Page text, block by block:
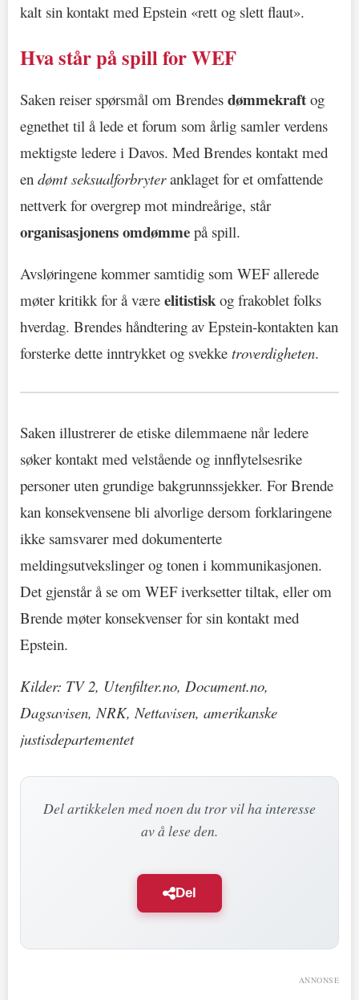
kalt sin kontakt med Epstein «rett og slett flaut».
Hva står på spill for WEF
Saken reiser spørsmål om Brendes dømmekraft og
egnethet til å lede et forum som årlig samler verdens
mektigste ledere i Davos. Med Brendes kontakt med
en dømt seksualforbryteranklaget for et omfattende
nettverk for overgrep mot mindreårige, står
organisasjonens omdømme på spill.
Avsløringene kommer samtidig som WEF allerede
møter kritikk for å være elitistisk og frakoblet folks
hverdag. Brendes håndtering av Epstein-kontakten kan
forsterke dette inntrykket og svekke troverdigheten.
Saken illustrerer de etiske dilemmaene når ledere
søker kontakt med velstående og innflytelsesrike
personer uten grundige bakgrunnssjekker. For Brende
kan konsekvensene bli alvorlige dersom forklaringene
ikke samsvarer med dokumenterte
meldingsutvekslinger og tonen i kommunikasjonen.
Det gjenstår å se om WEF iverksetter tiltak, eller om
Brende møter konsekvenser for sin kontakt med
Epstein.
Kilder: TV 2, Utenfilter.no, Document.no,
Dagsavisen, NRK, Nettavisen, amerikanske
justisdepartementet
Del artikkelen med noen du tror vil ha interesse
av å lese den.
Del
ANNONSE